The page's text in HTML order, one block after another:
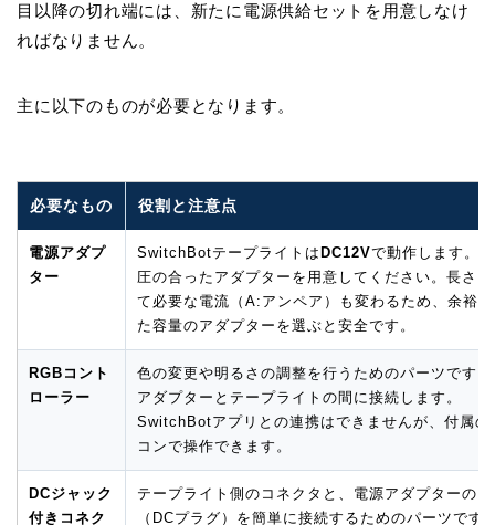
目以降の切れ端には、新たに電源供給セットを用意しなけ
ればなりません。
主に以下のものが必要となります。
必要なもの 役割と注意点
電源アダプ
ター
SwitchBotテープライトは DC12Vで動作します。
圧の合ったアダプターを用意してください。長さ
て必要な電流（A:アンペア）も変わるため、余裕
た容量のアダプターを選ぶと安全です。
RGBコント
ローラー
色の変更や明るさの調整を行うためのパーツです
アダプターとテープライトの間に接続します。
SwitchBotアプリとの連携はできませんが、付属の
コンで操作できます。
DCジャック
付きコネク
テープライト側のコネクタと、電源アダプターの
（DCプラグ）を簡単に接続するためのパーツです